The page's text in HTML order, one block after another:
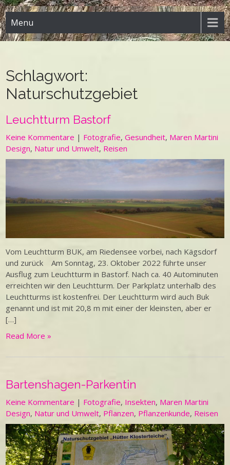
Menu
Schlagwort:
Naturschutzgebiet
Leuchtturm Bastorf
Keine Kommentare | Fotografie,Gesundheit, Maren Martini
Design, Natur und Umwelt, Reisen
Vom Leuchtturm BUK, am Riedensee vorbei, nach Kägsdorf
und zurück Am Sonntag, 23. Oktober 2022 führte unser
Ausflug zum Leuchtturm in Bastorf. Nach ca. 40 Autominuten
erreichten wir den Leuchtturm. Der Parkplatz unterhalb des
Leuchtturms ist kostenfrei. Der Leuchtturm wird auch Buk
genannt und ist mit 20,8 m mit einer der kleinsten, aber er
[…]
Read More »
Bartenshagen-Parkentin
Keine Kommentare | Fotografie, Insekten, Maren Martini
Design, Natur und Umwelt, Pflanzen, Pflanzenkunde, Reisen